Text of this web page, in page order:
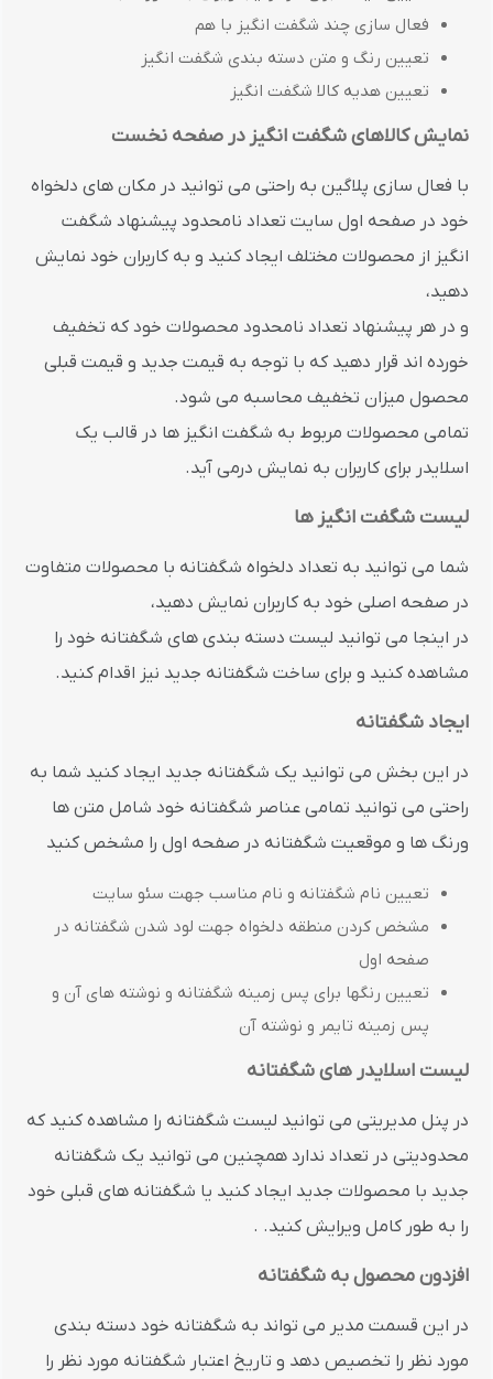
فعال سازی چند شگفت انگیز با هم
تعیین رنگ و متن دسته بندی شگفت انگیز
تعیین هدیه کالا شگفت انگیز
نمایش کالاهای شگفت انگیز در صفحه نخست
با فعال سازی پلاگین به راحتی می توانید در مکان های دلخواه
خود در صفحه اول سایت تعداد نامحدود پیشنهاد شگفت
انگیز از محصولات مختلف ایجاد کنید و به کاربران خود نمایش
دهید،
و در هر پیشنهاد تعداد نامحدود محصولات خود که تخفیف
خورده اند قرار دهید که با توجه به قیمت جدید و قیمت قبلی
محصول میزان تخفیف محاسبه می شود.
تمامی محصولات مربوط به شگفت انگیز ها در قالب یک
اسلایدر برای کاربران به نمایش درمی آید.
لیست شگفت انگیز ها
شما می توانید به تعداد دلخواه شگفتانه با محصولات متفاوت
در صفحه اصلی خود به کاربران نمایش دهید،
در اینجا می توانید لیست دسته بندی های شگفتانه خود را
مشاهده کنید و برای ساخت شگفتانه جدید نیز اقدام کنید.
ایجاد شگفتانه
در این بخش می توانید یک شگفتانه جدید ایجاد کنید شما به
راحتی می توانید تمامی عناصر شگفتانه خود شامل متن ها
ورنگ ها و موقعیت شگفتانه در صفحه اول را مشخص کنید
تعیین نام شگفتانه و نام مناسب جهت سئو سایت
مشخص کردن منطقه دلخواه جهت لود شدن شگفتانه در
صفحه اول
تعیین رنگها برای پس زمینه شگفتانه و نوشته های آن و
پس زمینه تایمر و نوشته آن
لیست اسلایدر های شگفتانه
در پنل مدیریتی می توانید لیست شگفتانه را مشاهده کنید که
محدودیتی در تعداد ندارد همچنین می توانید یک شگفتانه
جدید با محصولات جدید ایجاد کنید یا شگفتانه های قبلی خود
را به طور کامل ویرایش کنید. .
افزدون محصول به شگفتانه
در این قسمت مدیر می تواند به شگفتانه خود دسته بندی
مورد نظر را تخصیص دهد و تاریخ اعتبار شگفتانه مورد نظر را